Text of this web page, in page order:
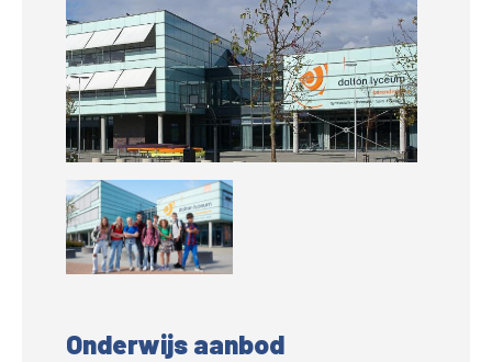
Groter
Onderwijs aanbod